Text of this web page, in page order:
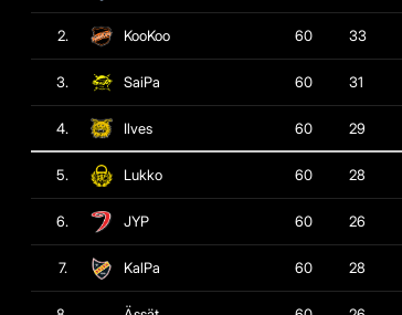
2. KooKoo 60 33
3. SaiPa 60 31
4. Ilves 60 29
5. Lukko 60 28
6. JYP 60 26
7. KalPa 60 28